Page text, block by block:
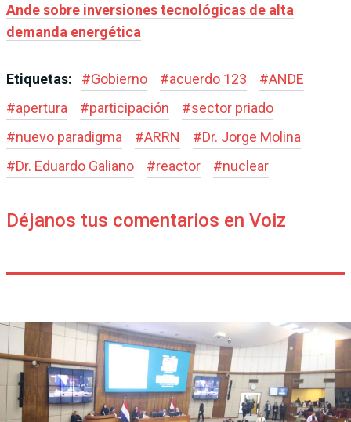
Ande sobre inversiones tecnológicas de alta
demanda energética
Etiquetas: #Gobierno #acuerdo 123 #ANDE
#apertura #participación #sector priado
#nuevo paradigma #ARRN #Dr. Jorge Molina
#Dr. Eduardo Galiano #reactor #nuclear
Déjanos tus comentarios en Voiz